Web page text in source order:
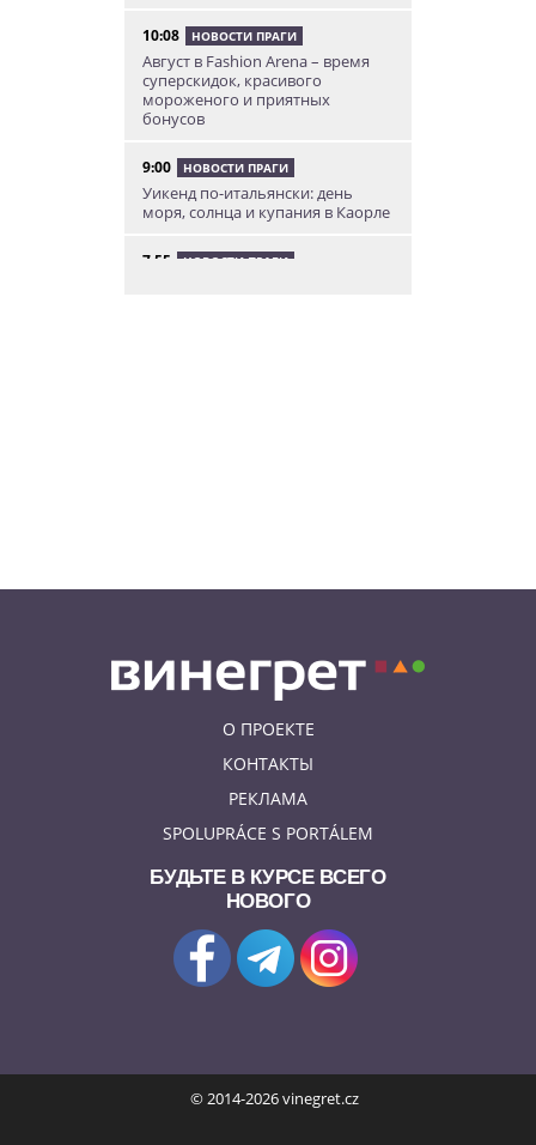
10:08 НОВОСТИ ПРАГИ
Август в Fashion Arena – время
суперскидок, красивого
мороженого и приятных
бонусов
9:00 НОВОСТИ ПРАГИ
Уикенд по-итальянски: день
моря, солнца и купания в Каорле
7:55 НОВОСТИ ПРАГИ
О ПРОЕКТЕ
КОНТАКТЫ
РЕКЛАМА
SPOLUPRÁCE S PORTÁLEM
БУДЬТЕ В КУРСЕ ВСЕГО
НОВОГО
© 2014-2026 vinegret.cz